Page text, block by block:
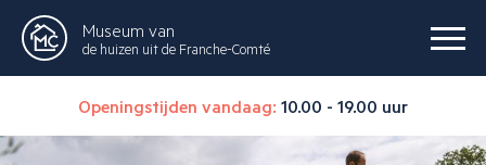
Museum van
de huizen uit de Franche-Comté
Openingstijden vandaag: 10.00 - 19.00 uur